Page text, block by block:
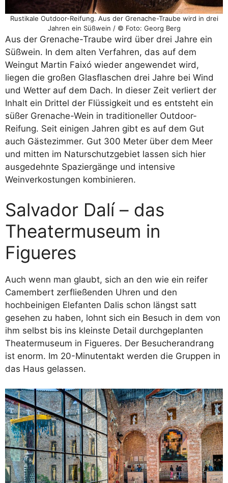
Rustikale Outdoor-Reifung. Aus der Grenache-Traube wird in drei
Jahren ein Süßwein / © Foto: Georg Berg
Aus der Grenache-Traube wird über drei Jahre ein
Süßwein. In dem alten Verfahren, das auf dem
Weingut Martin Faixó wieder angewendet wird,
liegen die großen Glasflaschen drei Jahre bei Wind
und Wetter auf dem Dach. In dieser Zeit verliert der
Inhalt ein Drittel der Flüssigkeit und es entsteht ein
süßer Grenache-Wein in traditioneller Outdoor-
Reifung. Seit einigen Jahren gibt es auf dem Gut
auch Gästezimmer. Gut 300 Meter über dem Meer
und mitten im Naturschutzgebiet lassen sich hier
ausgedehnte Spaziergänge und intensive
Weinverkostungen kombinieren.
Salvador Dalí – das
Theatermuseum in
Figueres
Auch wenn man glaubt, sich an den wie ein reifer
Camembert zerfließenden Uhren und den
hochbeinigen Elefanten Dalis schon längst satt
gesehen zu haben, lohnt sich ein Besuch in dem von
ihm selbst bis ins kleinste Detail durchgeplanten
Theatermuseum in Figueres. Der Besucherandrang
ist enorm. Im 20-Minutentakt werden die Gruppen in
das Haus gelassen.